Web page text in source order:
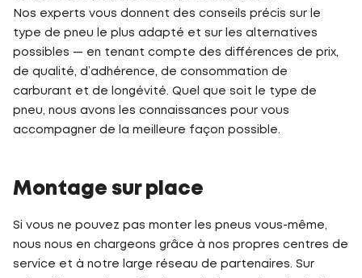
Nos experts vous donnent des conseils précis sur le
type de pneu le plus adapté et sur les alternatives
possibles — en tenant compte des différences de prix,
de qualité, d’adhérence, de consommation de
carburant et de longévité. Quel que soit le type de
pneu, nous avons les connaissances pour vous
accompagner de la meilleure façon possible.
Montage sur place
Si vous ne pouvez pas monter les pneus vous-même,
nous nous en chargeons grâce à nos propres centres de
service et à notre large réseau de partenaires. Sur